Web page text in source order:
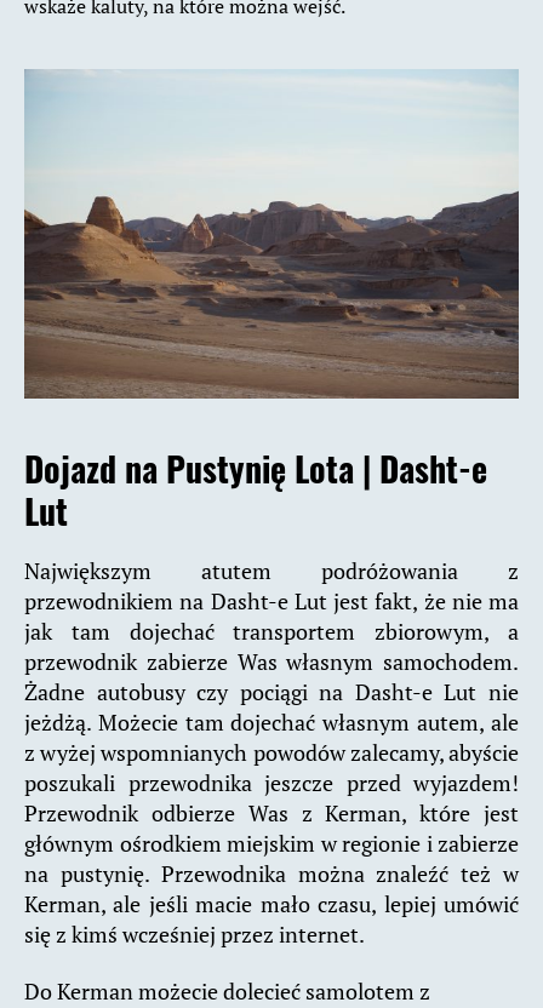
wskaże kaluty, na które można wejść.
Dojazd na Pustynię Lota | Dasht-e
Lut
Największym atutem podróżowania z
przewodnikiem na Dasht-e Lut jest fakt, że nie ma
jak tam dojechać transportem zbiorowym, a
przewodnik zabierze Was własnym samochodem.
Żadne autobusy czy pociągi na Dasht-e Lut nie
jeżdżą. Możecie tam dojechać własnym autem, ale
z wyżej wspomnianych powodów zalecamy, abyście
poszukali przewodnika jeszcze przed wyjazdem!
Przewodnik odbierze Was z Kerman, które jest
głównym ośrodkiem miejskim w regionie i zabierze
na pustynię. Przewodnika można znaleźć też w
Kerman, ale jeśli macie mało czasu, lepiej umówić
się z kimś wcześniej przez internet.
Do Kerman możecie dolecieć samolotem z